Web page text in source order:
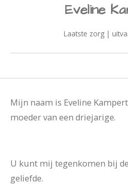
Eveline
Laatste zorg |
Mijn naam is Eveline
moeder van een driejarige.
U kunt mij tegenkomen bij
geliefde.